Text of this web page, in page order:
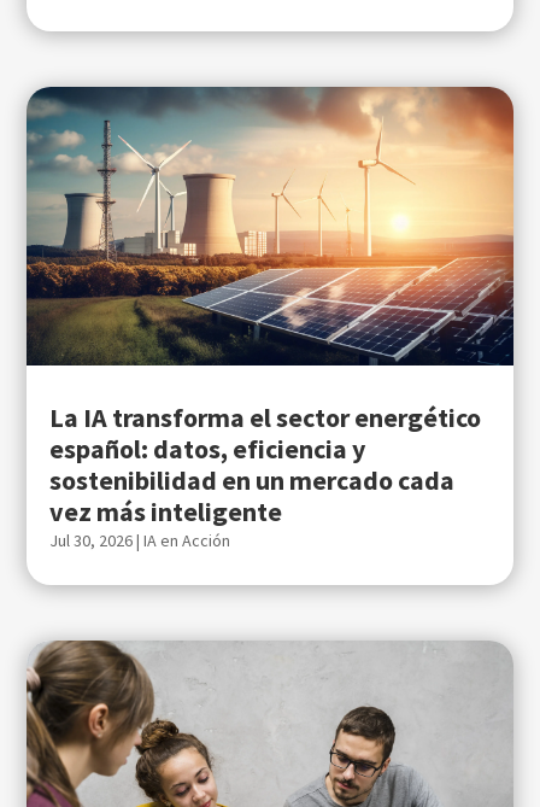
La IA transforma el sector energético
español: datos, eficiencia y
sostenibilidad en un mercado cada
vez más inteligente
Jul 30, 2026|IA en Acción